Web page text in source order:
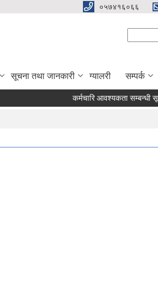
०५७४१६०६६
सूचना तथा जानकारी ग्यालरी सम्पर्क
कर्मचारि आवश्यकता सम्बन्धी